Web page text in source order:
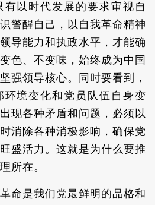
以时代发展的要求审视自
警醒自己，以自我革命精神
导能力和执政水平，才能确
色、不变味，始终成为中国
强领导核心。同时要看到，
环境变化和党员队伍自身变
现各种矛盾和问题，必须以
消除各种消极影响，确保党
盛活力。这就是为什么要推
所在。
命是我们党最鲜明的品格和